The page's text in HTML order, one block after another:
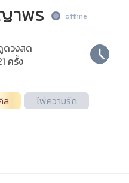
าพร offline
ดวงสด
ครั้ง
ล ไพ่ความรัก